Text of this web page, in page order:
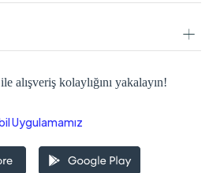
alışveriş kolaylığını yakalayın!
Uygulamamız